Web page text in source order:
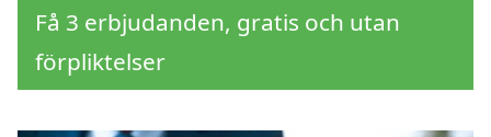
Få 3 erbjudanden, gratis och utan
förpliktelser